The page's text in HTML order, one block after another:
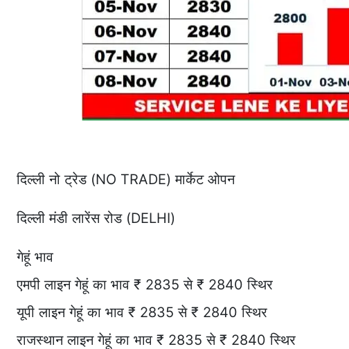
दिल्ली नो ट्रेड (NO TRADE) मार्केट ओपन
दिल्ली मंडी लारेंस रोड (DELHI)
गेहूं भाव
एमपी लाइन गेहूं का भाव ₹ 2835 से ₹ 2840 स्थिर
यूपी लाइन गेहूं का भाव ₹ 2835 से ₹ 2840 स्थिर
राजस्थान लाइन गेहूं का भाव ₹ 2835 से ₹ 2840 स्थिर